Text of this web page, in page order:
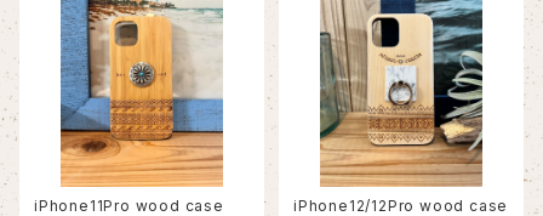
iPhone11Pro wood case iPhone12/12Pro wood case